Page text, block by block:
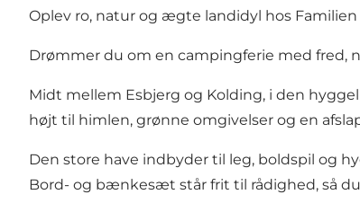
Oplev ro, natur og ægte landidyl hos
Drømmer du om en campingferie med fred,
Midt mellem Esbjerg og Kolding, i den
højt til himlen, grønne omgivelser og en
Den store have indbyder til leg, boldspil og
Bord- og bænkesæt står frit til rådighed, så